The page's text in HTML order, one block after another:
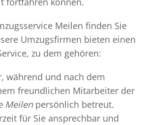
Meilen finden Sie
Umzugsfirmen bieten einen
zu dem gehören:
während und nach dem
freundlichen Mitarbeiter der
Meilenpersönlich betreut.
für Sie ansprechbar und